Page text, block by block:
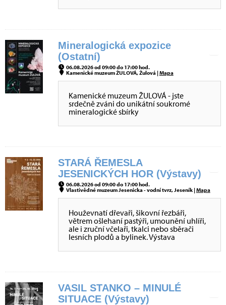
Mineralogická expozice
(Ostatní)
06.08.2026 od 09:00 do 17:00 hod.
Kamenické muzeum ŽULOVÁ, Žulová |Mapa
Kamenické muzeum ŽULOVÁ - jste
srdečně zváni do unikátní soukromé
mineralogické sbírky
STARÁ ŘEMESLA
JESENICKÝCH HOR (Výstavy)
06.08.2026 od 09:00 do 17:00 hod.
Vlastivědné muzeum Jesenicka - vodní tvrz, Jeseník |Mapa
Houževnatí dřevaři, šikovní řezbáři,
větrem ošlehaní pastýři, umounění uhlíři,
ale i zruční včelaři, tkalci nebo sběrači
lesních plodů a bylinek. Výstava
VASIL STANKO – MINULÉ
SITUACE (Výstavy)